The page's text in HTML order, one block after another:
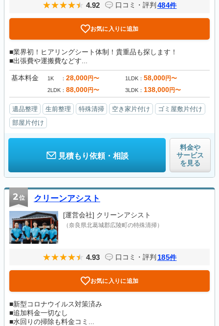
4.92 口コミ・評判 484件
お気に入りに追加
■業界初！ヒアリングシート体制！貴重品も探します！
■出張費や運搬費などす...
基本料金 1K 28,000円〜 1LDK 58,000円〜
2LDK 88,000円〜 3LDK 138,000円〜
遺品整理 生前整理 特殊清掃 空き家片付け
ゴミ屋敷片付け
部屋片付け
見積もり依頼・相談
料金や
サービス
を見る
2位 クリーンアシスト
[運営会社] クリーンアシスト
（奈良県北葛城郡広陵町の特殊清掃）
4.93 口コミ・評判 185件
お気に入りに追加
■新型コロナウイルス対策済み
■追加料金一切なし
■水回りの掃除も料金コミ...